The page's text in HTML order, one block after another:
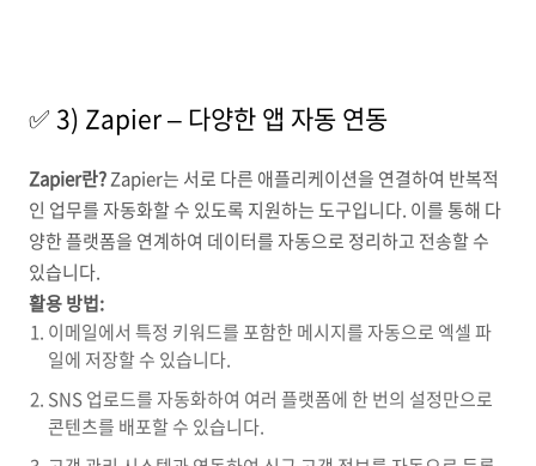
✅ 3) Zapier – 다양한 앱 자동 연동
Zapier란?Zapier는 서로 다른 애플리케이션을 연결하여 반복적
인 업무를 자동화할 수 있도록 지원하는 도구입니다. 이를 통해 다
양한 플랫폼을 연계하여 데이터를 자동으로 정리하고 전송할 수
있습니다.
활용 방법:
이메일에서 특정 키워드를 포함한 메시지를 자동으로 엑셀 파
일에 저장할 수 있습니다.
SNS 업로드를 자동화하여 여러 플랫폼에 한 번의 설정만으로
콘텐츠를 배포할 수 있습니다.